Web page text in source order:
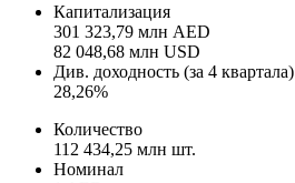
Капитализация
301 323,79 млн AED
82 048,68 млн USD
Див. доходность (за 4 квартала)
28,26%
Количество
112 434,25 млн шт.
Номинал